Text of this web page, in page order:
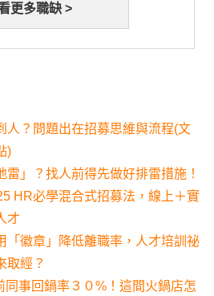
更多職缺 >
人？問題出在招募思維與流程(文
)
雷」？找人前得先做好排雷措施！
HR必學混合式招募法，線上＋實
才
「徽章」降低離職率，人才培訓祕
取經？
同事回鍋率３０%！這間火鍋店怎